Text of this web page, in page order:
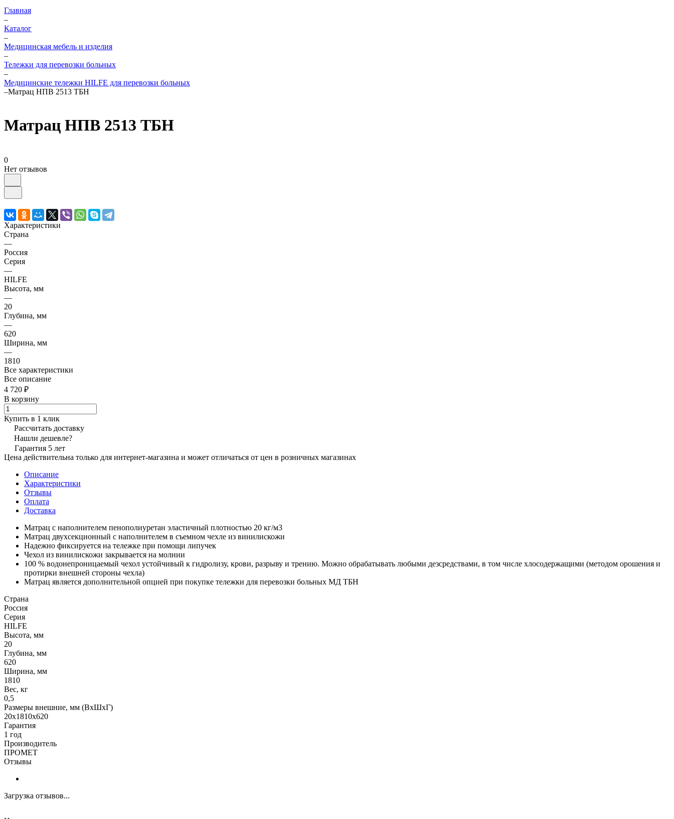
Главная
–
Каталог
–
Медицинская мебель и изделия
–
Тележки для перевозки больных
–
Медицинские тележки HILFE для перевозки больных
–Матрац НПВ 2513 ТБН
Матрац НПВ 2513 ТБН
0
Нет отзывов
Характеристики
Страна
—
Россия
Серия
—
HILFE
Высота, мм
—
20
Глубина, мм
—
620
Ширина, мм
—
1810
Все характеристики
Все описание
4 720 ₽
В корзину
Купить в 1 клик
Рассчитать доставку
Нашли дешевле?
Гарантия 5 лет
Цена действительна только для интернет-магазина и может отличаться от цен в розничных магазинах
Описание
Характеристики
Отзывы
Оплата
Доставка
Матрац с наполнителем пенополиуретан эластичный плотностью 20 кг/м3
Матрац двухсекционный с наполнителем в съемном чехле из винилискожи
Надежно фиксируется на тележке при помощи липучек
Чехол из винилискожи закрывается на молнии
100 % водонепроницаемый чехол устойчивый к гидролизу, крови, разрыву и трению. Можно обрабатывать любыми дезсредствами, в том числе хлосодержащими (методом орошения и
протирки внешней стороны чехла)
Матрац является дополнительной опцией при покупке тележки для перевозки больных МД ТБН
Страна
Россия
Серия
HILFE
Высота, мм
20
Глубина, мм
620
Ширина, мм
1810
Вес, кг
0,5
Размеры внешние, мм (ВхШхГ)
20x1810x620
Гарантия
1 год
Производитель
ПРОМЕТ
Отзывы
Загрузка отзывов...